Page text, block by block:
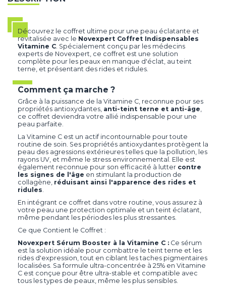
Découvrez le coffret ultime pour une peau éclatante et
revitalisée avec le Novexpert Coffret Indispensables
Vitamine C . Spécialement conçu par les médecins
experts de Novexpert, ce coffret est une solution
complète pour les peaux en manque d'éclat, au teint
terne, et présentant des rides et ridules.
Comment ça marche ?
Grâce à la puissance de la Vitamine C, reconnue pour ses
propriétés antioxydantes, anti-teint terne et anti-âge
ce coffret deviendra votre allié indispensable pour une
peau parfaite.
La Vitamine C est un actif incontournable pour toute
routine de soin. Ses propriétés antioxydantes protègent la
peau des agressions extérieures telles que la pollution, les
rayons UV, et même le stress environnemental. Elle est
également reconnue pour son efficacité à lutter contre
les signes de l'âge en stimulant la production de
collagène, réduisant ainsi l'apparence des rides et
ridules
En intégrant ce coffret dans votre routine, vous assurez à
votre peau une protection optimale et un teint éclatant,
même pendant les périodes les plus stressantes.
Ce que Contient le Coffret :
Novexpert Sérum Booster à la Vitamine C : Ce sérum
est la solution idéale pour combattre le teint terne et les
rides d'expression, tout en ciblant les taches pigmentaires
localisées. Sa formule ultra-concentrée à 25% en Vitamine
C est conçue pour être ultra-stable et compatible avec
tous les types de peaux, même les plus sensibles.